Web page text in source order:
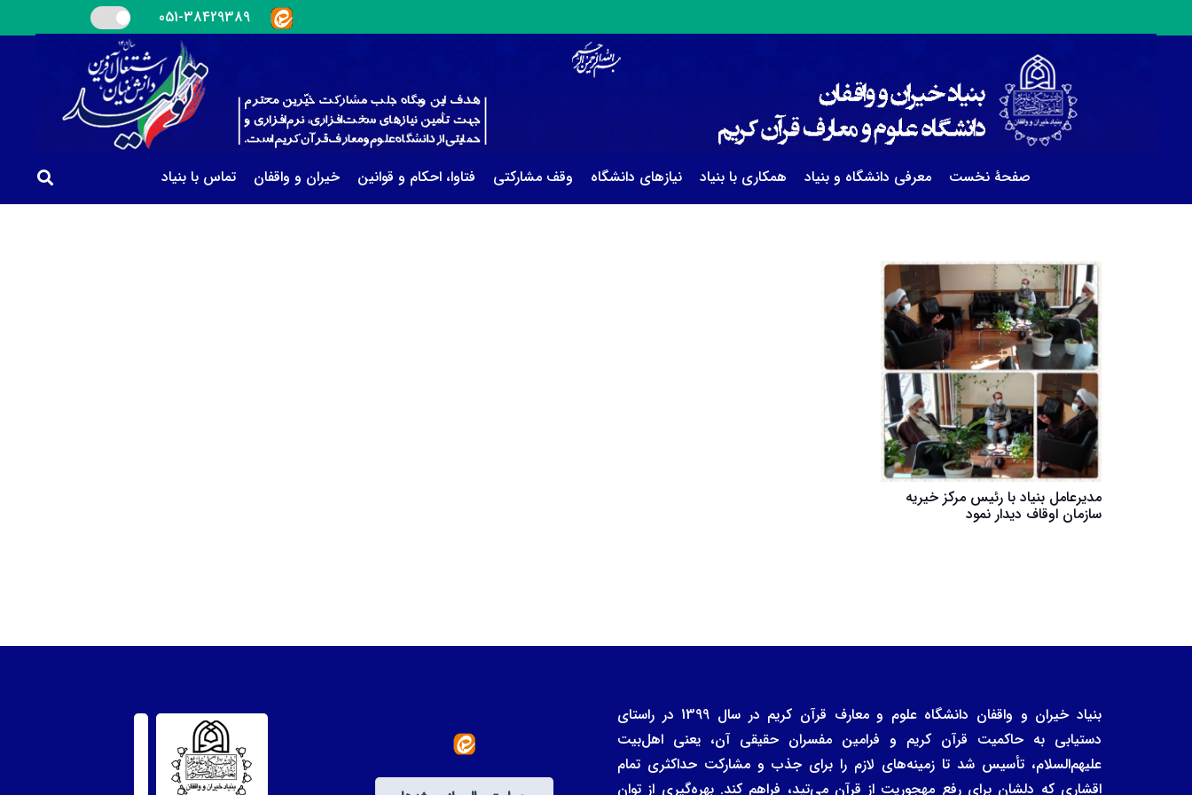
051-38429389
صفحۀ نخست معرفی دانشگاه و بنیاد همکاری با بنیاد نیازهای دانشگاه وقف مشارکتی فتاوا، احکام و قوانین خیران و واقفان تماس با بنیاد
مدیرعامل بنیاد با رئیس مرکز خیریه
سازمان اوقاف دیدار نمود
بنیاد خیران و واقفان دانشگاه علوم و معارف قرآن کریم در سال 1399 در راستای
دستیابی به حاکمیت قرآن کریم و فرامین مفسران حقیقی آن، یعنی اهل‌بیت
علیهم‌السلام، تأسیس شد تا زمینه‌های لازم را برای جذب و مشارکت حداکثری تمام
اقشاری که دلشان برای رفع مهجوریت از قرآن می‌تپد، فراهم کند. بهره‌گیری از توان